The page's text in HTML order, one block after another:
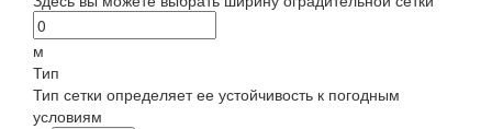
м
Тип
Тип сетки определяет ее устойчивость к погодным
условиям